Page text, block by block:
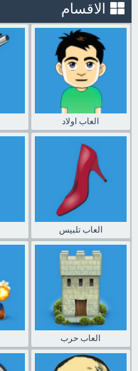
الاقسام
العاب اولاد
العاب تلبيس
العاب حرب